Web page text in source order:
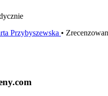
Przybyszewska •